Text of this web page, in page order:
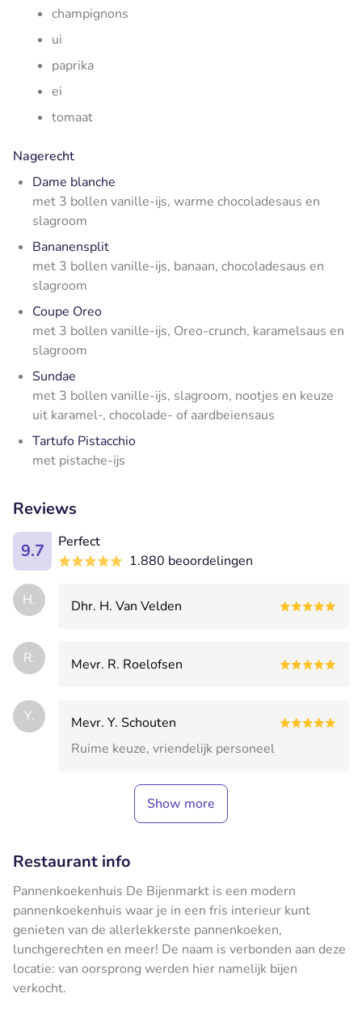
champignons
ui
paprika
ei
tomaat
Nagerecht
Dame blanche
met 3 bollen vanille-ijs, warme chocoladesaus en
slagroom
Bananensplit
met 3 bollen vanille-ijs, banaan, chocoladesaus en
slagroom
Coupe Oreo
met 3 bollen vanille-ijs, Oreo-crunch, karamelsaus en
slagroom
Sundae
met 3 bollen vanille-ijs, slagroom, nootjes en keuze
uit karamel-, chocolade- of aardbeiensaus
Tartufo Pistacchio
met pistache-ijs
Reviews
9.7
Perfect
1.880 beoordelingen
H. Dhr. H. Van Velden
R. Mevr. R. Roelofsen
Y.
Mevr. Y. Schouten
Ruime keuze, vriendelijk personeel
Show more
Restaurant info
Pannenkoekenhuis De Bijenmarkt is een modern
pannenkoekenhuis waar je in een fris interieur kunt
genieten van de allerlekkerste pannenkoeken,
lunchgerechten en meer! De naam is verbonden aan deze
locatie: van oorsprong werden hier namelijk bijen
verkocht.